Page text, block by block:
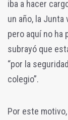
iba a hacer
un año, la Junta
pero aquí no ha
subrayó que
“por la
colegio”.
Por este